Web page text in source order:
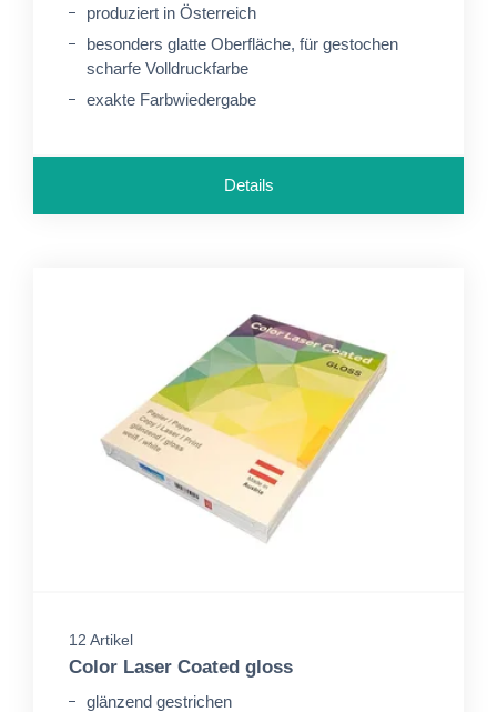
produziert in Österreich
besonders glatte Oberfläche, für gestochen
scharfe Volldruckfarbe
exakte Farbwiedergabe
Details
12 Artikel
Color Laser Coated gloss
glänzend gestrichen